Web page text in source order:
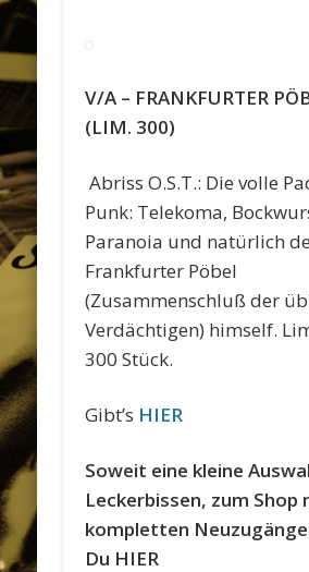
V/A – FRANKFURTER
(LIM. 300)
Abriss O.S.T.: Die volle
Punk: Telekoma,
Paranoia und natürlich
Frankfurter Pöbel
(Zusammenschluß der
Verdächtigen) himself.
300 Stück.
Gibt’s HIER
Soweit eine kleine
Leckerbissen, zum Shop
kompletten
Du HIER